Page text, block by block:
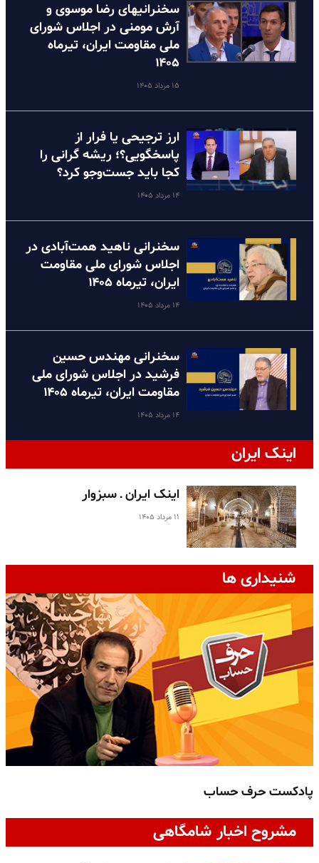
سخنرانیهای رضا موسوی و
آرش مومنی در اجلاس شورای
ملی مقاومت ایران، تیرماه
۱۴۰۵
۱۵ مرداد ۱۴۰۵
ارز ترجیحی یا فرار از
پاسخگویی؟؛ ریشه گرانی را
کجا باید جست‌وجو کرد؟
۱۴ مرداد ۱۴۰۵
سخنرانی ناهید همت‌آبادی در
اجلاس شورای ملی مقاومت
ایران، تیرماه ۱۴۰۵
۱۴ مرداد ۱۴۰۵
سخنرانی مهندس حسین
فرشید در اجلاس شورای ملی
مقاومت ایران، تیرماه ۱۴۰۵
۱۴ مرداد ۱۴۰۵
اینک ایران
اینک ایران ـ سبزوار
۱۱ مرداد ۱۴۰۵
شنیداری ها
پادکست حرف حساب
مشروح اخبار شامگاهی